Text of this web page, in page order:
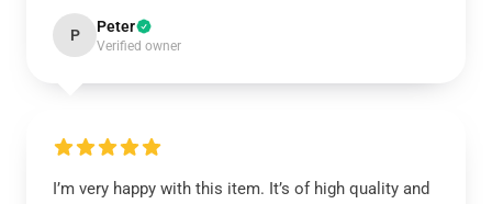
P Peter
Verified owner
I’m very happy with this item. It’s of high quality and